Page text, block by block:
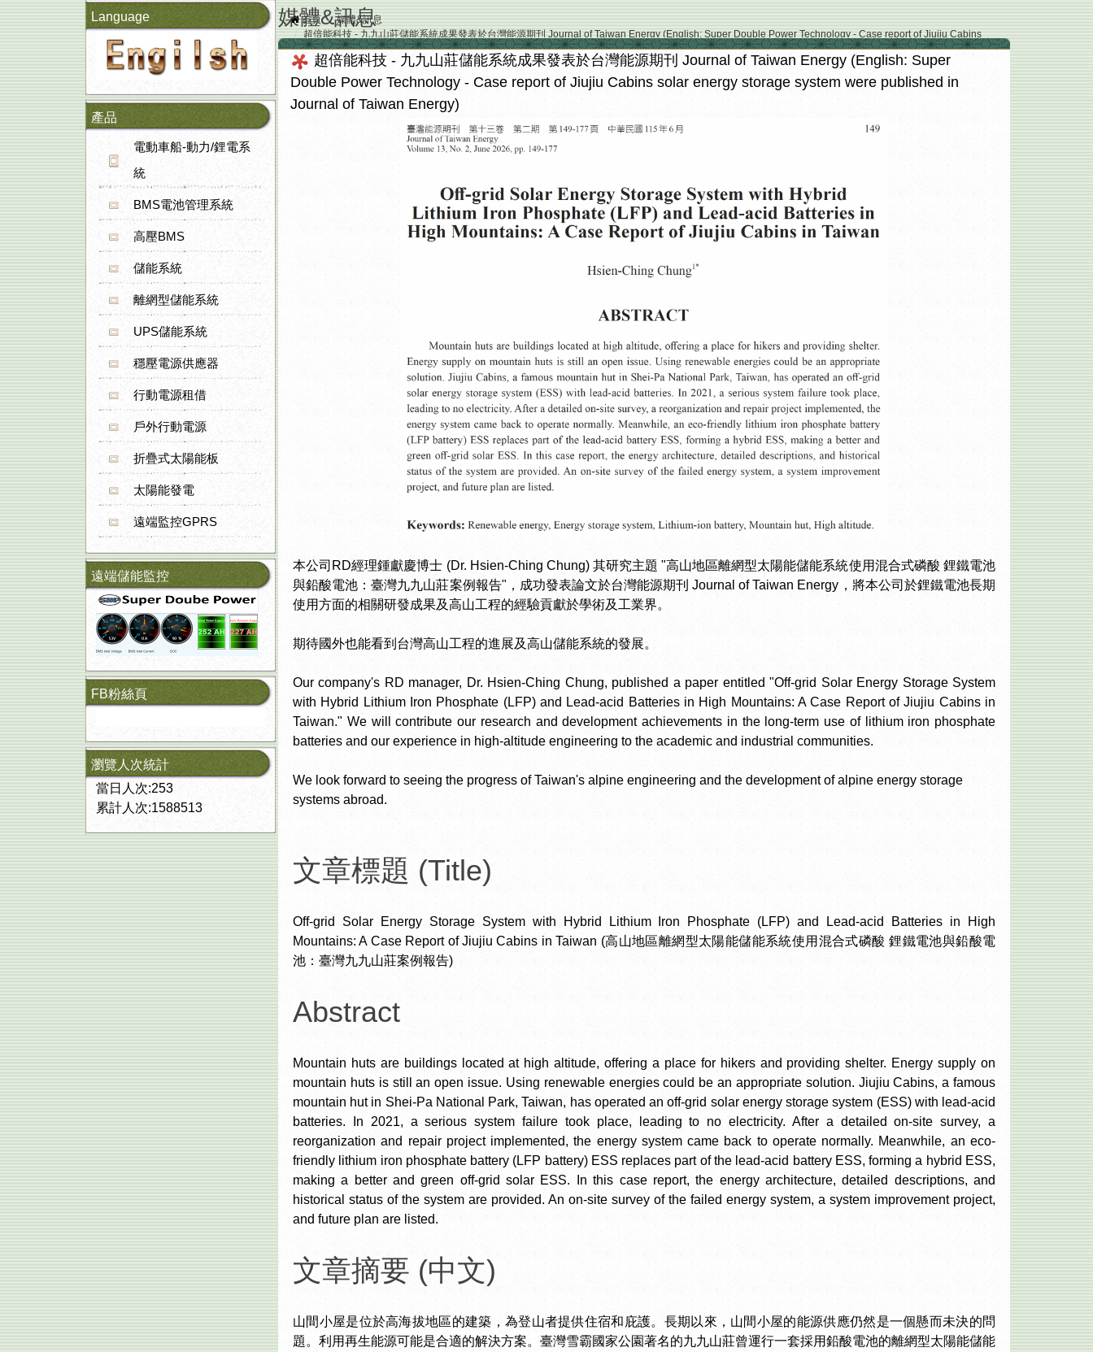
Language
產品
電動車船-動力/鋰電系
統
BMS電池管理系統
高壓BMS
儲能系統
離網型儲能系統
UPS儲能系統
穩壓電源供應器
行動電源租借
戶外行動電源
折疊式太陽能板
太陽能發電
遠端監控GPRS
遠端儲能監控
FB粉絲頁
瀏覽人次統計
當日人次:253
累計人次:1588513
媒體&訊息
首頁
媒體&訊息
超倍能科技 - 九九山莊儲能系統成果發表於台灣能源期刊 Journal of Taiwan Energy (English: Super Double Power Technology - Case report of Jiujiu Cabins
solar energy storage system were published in Journal of Taiwan Energy)
超倍能科技 - 九九山莊儲能系統成果發表於台灣能源期刊 Journal of Taiwan Energy (English: Super
Double Power Technology - Case report of Jiujiu Cabins solar energy storage system were published in
Journal of Taiwan Energy)
本公司RD經理鍾獻慶博士 (Dr. Hsien-Ching Chung) 其研究主題 "高山地區離網型太陽能儲能系統使用混合式磷酸 鋰鐵電池
與鉛酸電池：臺灣九九山莊案例報告"，成功發表論文於台灣能源期刊 Journal of Taiwan Energy，將本公司於鋰鐵電池長期
使用方面的相關研發成果及高山工程的經驗貢獻於學術及工業界。
期待國外也能看到台灣高山工程的進展及高山儲能系統的發展。
Our company's RD manager, Dr. Hsien-Ching Chung, published a paper entitled "Off-grid Solar Energy Storage System
with Hybrid Lithium Iron Phosphate (LFP) and Lead-acid Batteries in High Mountains: A Case Report of Jiujiu Cabins in
Taiwan." We will contribute our research and development achievements in the long-term use of lithium iron phosphate
batteries and our experience in high-altitude engineering to the academic and industrial communities.
We look forward to seeing the progress of Taiwan's alpine engineering and the development of alpine energy storage
systems abroad.
文章標題 (Title)
Off-grid Solar Energy Storage System with Hybrid Lithium Iron Phosphate (LFP) and Lead-acid Batteries in High
Mountains: A Case Report of Jiujiu Cabins in Taiwan (高山地區離網型太陽能儲能系統使用混合式磷酸 鋰鐵電池與鉛酸電
池：臺灣九九山莊案例報告)
Abstract
Mountain huts are buildings located at high altitude, offering a place for hikers and providing shelter. Energy supply on
mountain huts is still an open issue. Using renewable energies could be an appropriate solution. Jiujiu Cabins, a famous
mountain hut in Shei-Pa National Park, Taiwan, has operated an off-grid solar energy storage system (ESS) with lead-acid
batteries. In 2021, a serious system failure took place, leading to no electricity. After a detailed on-site survey, a
reorganization and repair project implemented, the energy system came back to operate normally. Meanwhile, an eco-
friendly lithium iron phosphate battery (LFP battery) ESS replaces part of the lead-acid battery ESS, forming a hybrid ESS,
making a better and green off-grid solar ESS. In this case report, the energy architecture, detailed descriptions, and
historical status of the system are provided. An on-site survey of the failed energy system, a system improvement project,
and future plan are listed.
文章摘要 (中文)
山間小屋是位於高海拔地區的建築，為登山者提供住宿和庇護。長期以來，山間小屋的能源供應仍然是一個懸而未決的問
題。利用再生能源可能是合適的解決方案。臺灣雪霸國家公園著名的九九山莊曾運行一套採用鉛酸電池的離網型太陽能儲能